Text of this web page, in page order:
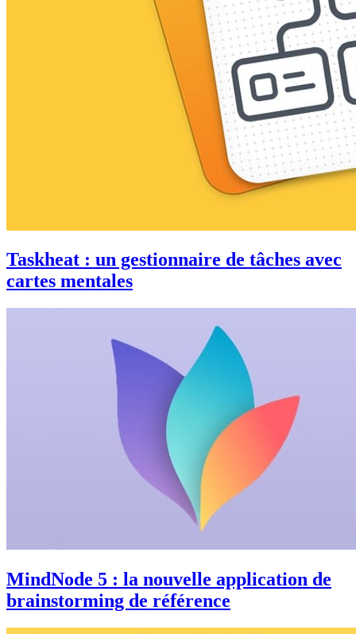
Taskheat : un gestionnaire de tâches avec
cartes mentales
MindNode 5 : la nouvelle application de
brainstorming de référence